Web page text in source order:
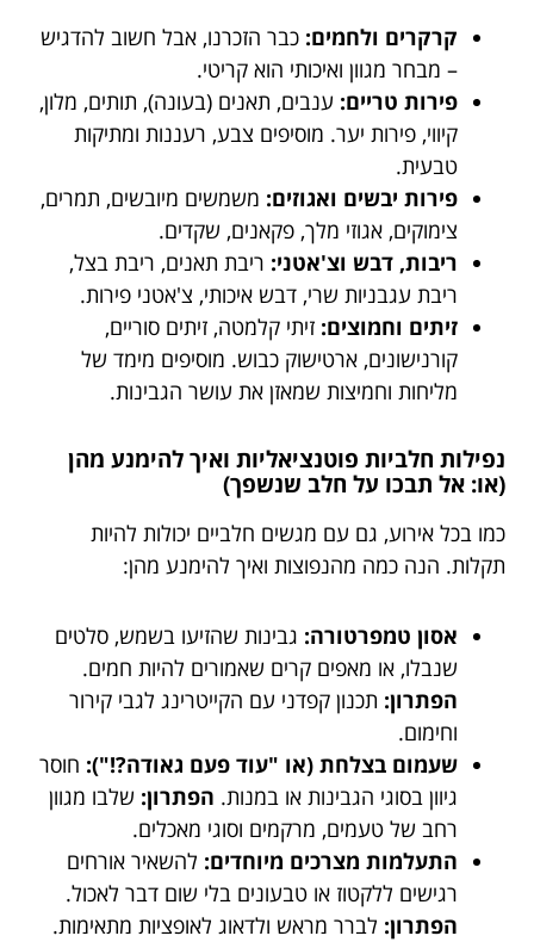
קרקרים ולחמים: כבר הזכרנו, אבל חשוב להדגיש
– מבחר מגוון ואיכותי הוא קריטי.
פירות טריים: ענבים, תאנים (בעונה), תותים, מלון,
קיווי, פירות יער. מוסיפים צבע, רעננות ומתיקות
טבעית.
פירות יבשים ואגוזים: משמשים מיובשים, תמרים,
צימוקים, אגוזי מלך, פקאנים, שקדים.
ריבות, דבש וצ'אטני: ריבת תאנים, ריבת בצל,
ריבת עגבניות שרי, דבש איכותי, צ'אטני פירות.
זיתים וחמוצים: זיתי קלמטה, זיתים סוריים,
קורנישונים, ארטישוק כבוש. מוסיפים מימד של
מליחות וחמיצות שמאזן את עושר הגבינות.
נפילות חלביות פוטנציאליות ואיך להימנע מהן
(או: אל תבכו על חלב שנשפך)
כמו בכל אירוע, גם עם מגשים חלביים יכולות להיות
תקלות. הנה כמה מהנפוצות ואיך להימנע מהן:
אסון טמפרטורה: גבינות שהזיעו בשמש, סלטים
שנבלו, או מאפים קרים שאמורים להיות חמים.
הפתרון: תכנון קפדני עם הקייטרינג לגבי קירור
וחימום.
שעמום בצלחת (או "עוד פעם גאודה?!"): חוסר
גיוון בסוגי הגבינות או במנות. הפתרון: שלבו מגוון
רחב של טעמים, מרקמים וסוגי מאכלים.
התעלמות מצרכים מיוחדים: להשאיר אורחים
רגישים ללקטוז או טבעונים בלי שום דבר לאכול.
הפתרון: לברר מראש ולדאוג לאופציות מתאימות.